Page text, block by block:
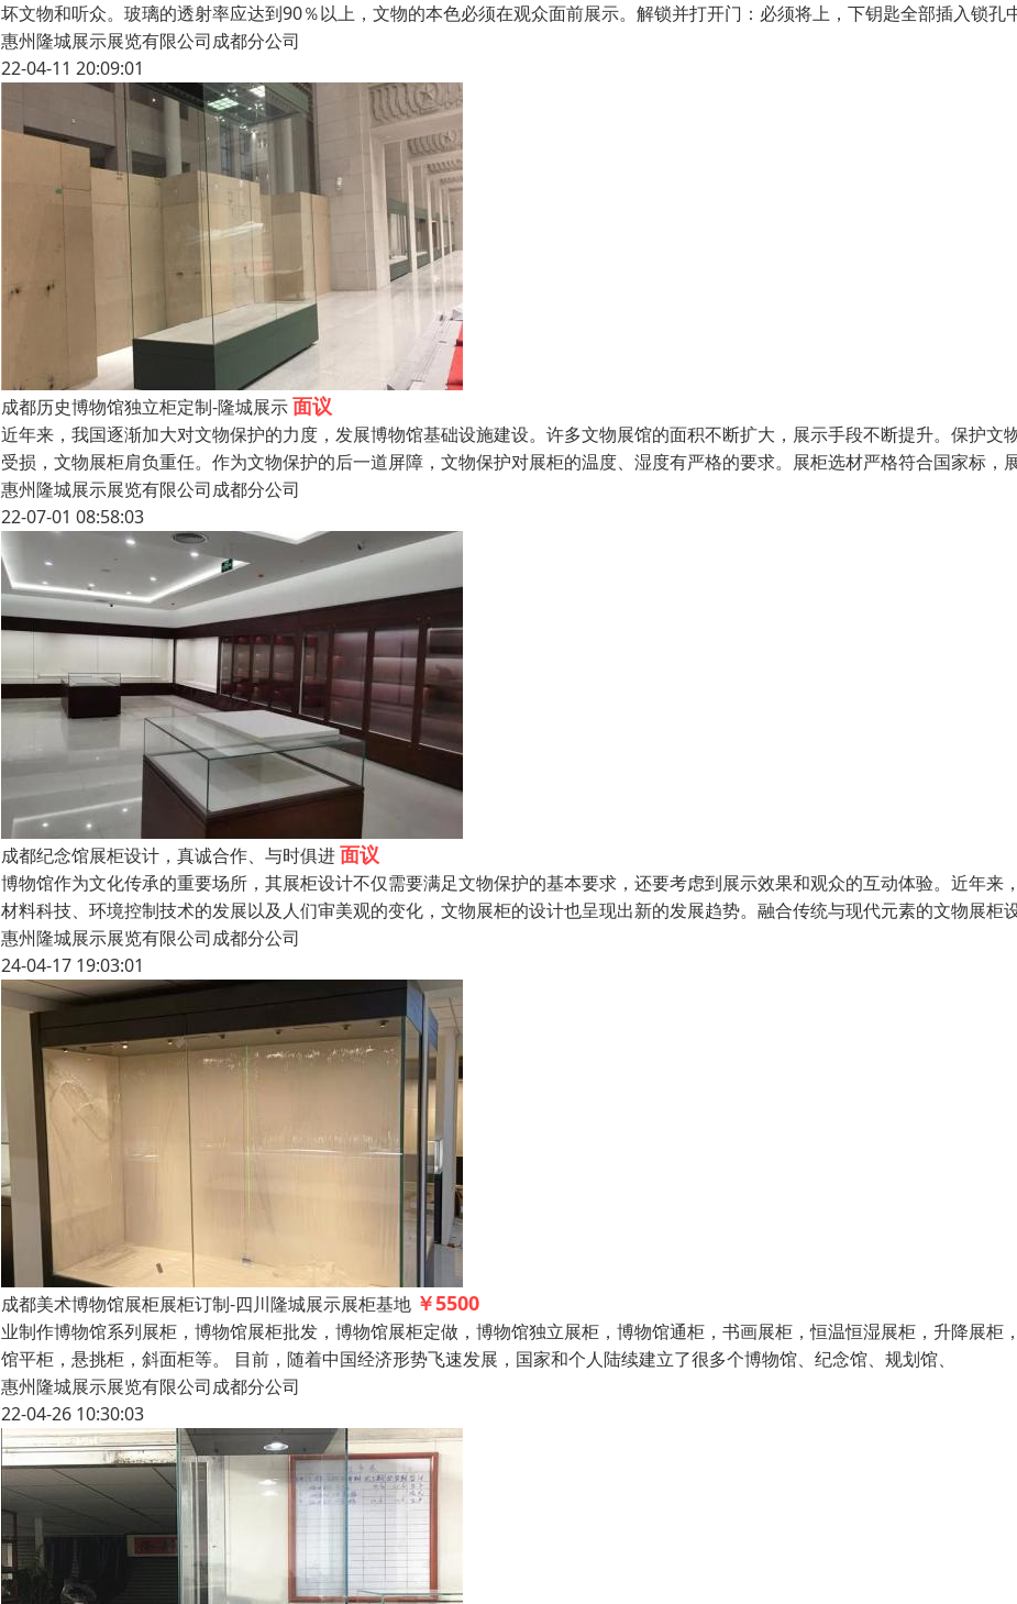
坏文物和听众。玻璃的透射率应达到90％以上，文物的本色必须在观众面前展示。解锁并打开门：必须将上，下钥匙全部插入锁孔
惠州隆城展示展览有限公司成都分公司
22-04-11 20:09:01
成都历史博物馆独立柜定制-隆城展示面议
近年来，我国逐渐加大对文物保护的力度，发展博物馆基础设施建设。许多文物展馆的面积不断扩大，展示手段不断提升。保护文
受损，文物展柜肩负重任。作为文物保护的后一道屏障，文物保护对展柜的温度、湿度有严格的要求。展柜选材严格符合国家标，
惠州隆城展示展览有限公司成都分公司
22-07-01 08:58:03
成都纪念馆展柜设计，真诚合作、与时俱进面议
博物馆作为文化传承的重要场所，其展柜设计不仅需要满足文物保护的基本要求，还要考虑到展示效果和观众的互动体验。近年来
材料科技、环境控制技术的发展以及人们审美观的变化，文物展柜的设计也呈现出新的发展趋势。融合传统与现代元素的文物展柜
惠州隆城展示展览有限公司成都分公司
24-04-17 19:03:01
成都美术博物馆展柜展柜订制-四川隆城展示展柜基地 ￥5500
业制作博物馆系列展柜，博物馆展柜批发，博物馆展柜定做，博物馆独立展柜，博物馆通柜，书画展柜，恒温恒湿展柜，升降展柜
馆平柜，悬挑柜，斜面柜等。 目前，随着中国经济形势飞速发展，国家和个人陆续建立了很多个博物馆、纪念馆、规划馆、
惠州隆城展示展览有限公司成都分公司
22-04-26 10:30:03